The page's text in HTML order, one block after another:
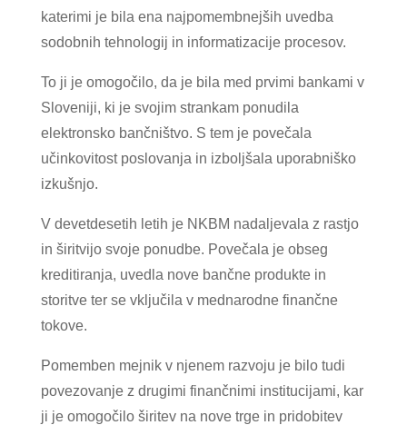
katerimi je bila ena najpomembnejših uvedba
sodobnih tehnologij in informatizacije procesov.
To ji je omogočilo, da je bila med prvimi bankami v
Sloveniji, ki je svojim strankam ponudila
elektronsko bančništvo. S tem je povečala
učinkovitost poslovanja in izboljšala uporabniško
izkušnjo.
V devetdesetih letih je NKBM nadaljevala z rastjo
in širitvijo svoje ponudbe. Povečala je obseg
kreditiranja, uvedla nove bančne produkte in
storitve ter se vključila v mednarodne finančne
tokove.
Pomemben mejnik v njenem razvoju je bilo tudi
povezovanje z drugimi finančnimi institucijami, kar
ji je omogočilo širitev na nove trge in pridobitev